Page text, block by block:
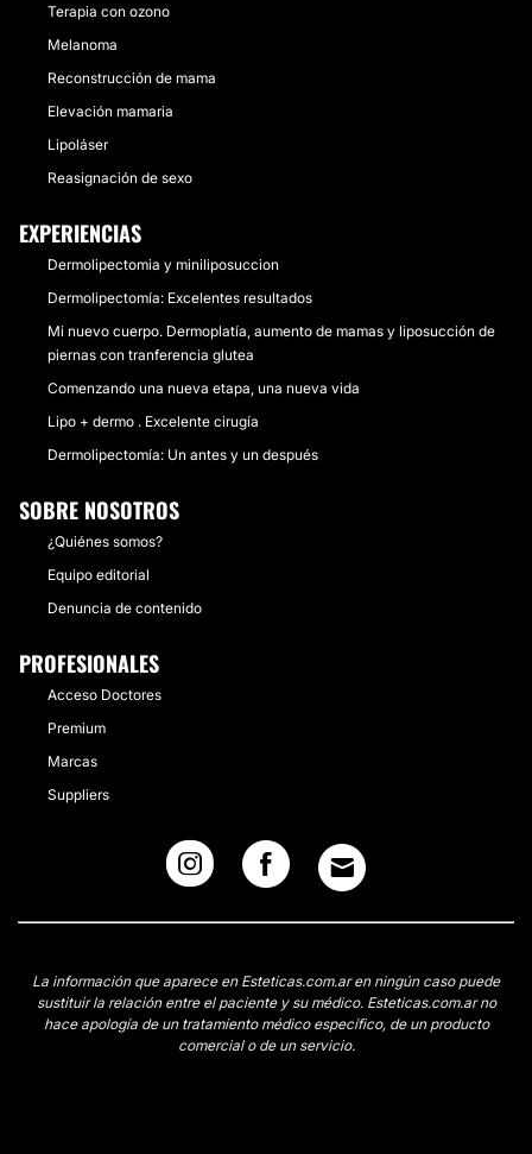
Terapia con ozono
Melanoma
Reconstrucción de mama
Elevación mamaria
Lipoláser
Reasignación de sexo
EXPERIENCIAS
Dermolipectomia y miniliposuccion
Dermolipectomía: Excelentes resultados
Mi nuevo cuerpo. Dermoplatía, aumento de mamas y liposucción de
piernas con tranferencia glutea
Comenzando una nueva etapa, una nueva vida
Lipo + dermo . Excelente cirugía
Dermolipectomía: Un antes y un después
SOBRE NOSOTROS
¿Quiénes somos?
Equipo editorial
Denuncia de contenido
PROFESIONALES
Acceso Doctores
Premium
Marcas
Suppliers
La información que aparece en Esteticas.com.ar en ningún caso puede
sustituir la relación entre el paciente y su médico. Esteticas.com.ar no
hace apología de un tratamiento médico específico, de un producto
comercial o de un servicio.